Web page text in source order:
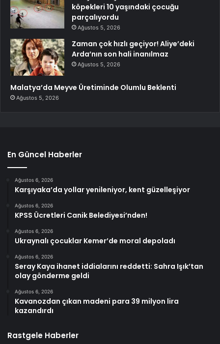
köpekleri 10 yaşındaki çocuğu
parçalıyordu
Ağustos 5, 2026
Zaman çok hızlı geçiyor! Aliye’deki
Arda’nın son hali inanılmaz
Ağustos 5, 2026
Malatya’da Meyve Üretiminde Olumlu Beklenti
Ağustos 5, 2026
En Güncel Haberler
Ağustos 6, 2026
Karşıyaka’da yollar yenileniyor, kent güzelleşiyor
Ağustos 6, 2026
KPSS Ücretleri Canik Belediyesi’nden!
Ağustos 6, 2026
Ukraynalı çocuklar Kemer’de moral depoladı
Ağustos 6, 2026
Seray Kaya ihanet iddialarını reddetti: Sahra Işık’tan
olay gönderme geldi
Ağustos 6, 2026
Kavanozdan çıkan madeni para 39 milyon lira
kazandırdı
Rastgele Haberler